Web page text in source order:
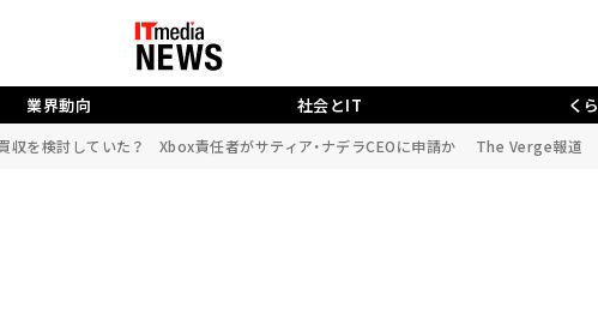
業界動向 社会とIT く
収を検討していた？ Xbox責任者がサティア・ナデラCEOに申請か The Verge報道